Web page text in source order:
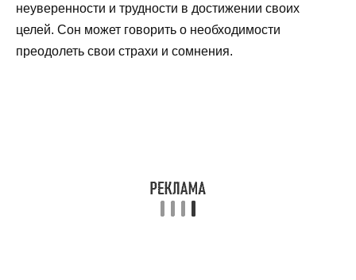
неуверенности и трудности в достижении своих
целей. Сон может говорить о необходимости
преодолеть свои страхи и сомнения.